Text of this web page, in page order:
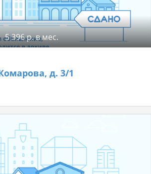
5 396 р. в мес.
д. 3/1